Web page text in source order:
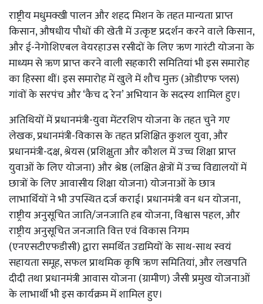
राष्ट्रीय मधुमक्खी पालन और शहद मिशन के तहत मान्यता प्राप्त
किसान, औषधीय पौधों की खेती में उत्कृष्ट प्रदर्शन करने वाले किसान,
और ई-नेगोशिएबल वेयरहाउस रसीदों के लिए ऋण गारंटी योजना के
माध्यम से ऋण प्राप्त करने वाली सहकारी समितियां भी इस समारोह
का हिस्सा थीं। इस समारोह में खुले में शौच मुक्त (ओडीएफ प्लस)
गांवों के सरपंच और ‘कैच द रेन’ अभियान के सदस्य शामिल हुए।
अतिथियों में प्रधानमंत्री-युवा मेंटरशिप योजना के तहत चुने गए
लेखक, प्रधानमंत्री-विकास के तहत प्रशिक्षित कुशल युवा, और
प्रधानमंत्री-दक्ष, श्रेयस (प्रशिक्षुता और कौशल में उच्च शिक्षा प्राप्त
युवाओं के लिए योजना) और श्रेष्ठ (लक्षित क्षेत्रों में उच्च विद्यालयों में
छात्रों के लिए आवासीय शिक्षा योजना) योजनाओं के छात्र
लाभार्थियों ने भी उपस्थित दर्ज कराई। प्रधानमंत्री वन धन योजना,
राष्ट्रीय अनुसूचित जाति/जनजाति हब योजना, विश्वास पहल, और
राष्ट्रीय अनुसूचित जनजाति वित्त एवं विकास निगम
(एनएसटीएफडीसी) द्वारा समर्थित उद्यमियों के साथ-साथ स्वयं
सहायता समूह, सफल प्राथमिक कृषि ऋण समितियां, और लखपति
दीदी तथा प्रधानमंत्री आवास योजना (ग्रामीण) जैसी प्रमुख योजनाओं
के लाभार्थी भी इस कार्यक्रम में शामिल हुए।